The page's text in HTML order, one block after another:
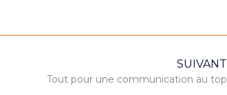
SUIVANT
Tout pour une communication au top